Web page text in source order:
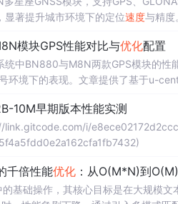
著提升城市环境下的定位速度与精度。
模块GPS性能对比与优化配置
中BN880与M8N两款GPS模块的性
环境下的表现。文章提供了基于u-
10M早期版本性能实测
link.gitcode.com/i/
千倍性能优化：从O(M*N)到
基础操作，其核心目标是在大规模